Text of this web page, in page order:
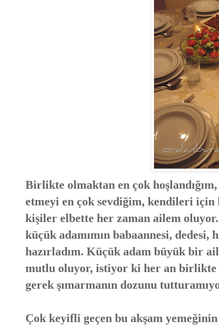
Birlikte olmaktan en çok
etmeyi en çok sevdiğim, kendileri için
kişiler elbette her zaman ailem
küçük adamımın babaannesi, dedesi,
hazırladım. Küçük adam büyük bir
mutlu oluyor, istiyor ki her an birlikte
gerek şımarmanın dozunu
Çok keyifli geçen bu akşam